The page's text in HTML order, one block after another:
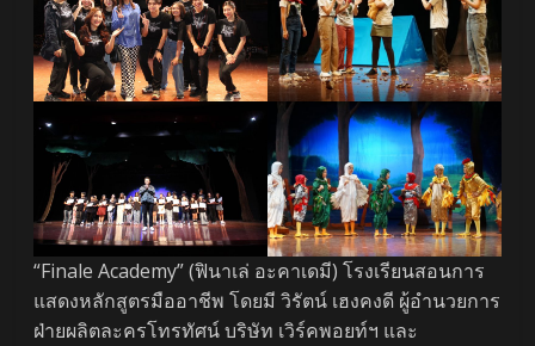
“Finale Academy” (ฟินาเล่ อะคาเดมี) โรงเรียนสอนการ
แสดงหลักสูตรมืออาชีพ โดยมี วิรัตน์ เฮงคงดี ผู้อำนวยการ
ฝ่ายผลิตละครโทรทัศน์ บริษัท เวิร์คพอยท์ฯ และ